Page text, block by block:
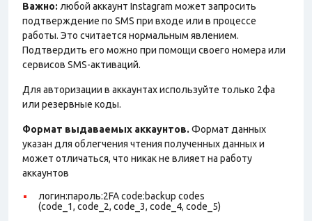
Важно: любой аккаунт Instagram может запросить
подтверждение по SMS при входе или в процессе
работы. Это считается нормальным явлением.
Подтвердить его можно при помощи своего номера или
сервисов SMS-активаций.
Для авторизации в аккаунтах используйте только 2фа
или резервные коды.
Формат выдаваемых аккаунтов. Формат данных
указан для облегчения чтения полученных данных и
может отличаться, что никак не влияет на работу
аккаунтов
логин:пароль:2FA code:backup codes
(code_1, code_2, code_3, code_4, code_5)